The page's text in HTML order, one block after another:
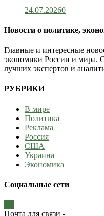
24.07.20260
Новости о политике,
Главные и интересные
экономики России и мира.
лучших экспертов и
РУБРИКИ
В мире
Политика
Реклама
Россия
США
Украина
Экономика
Социальные сети
Почта для связи -